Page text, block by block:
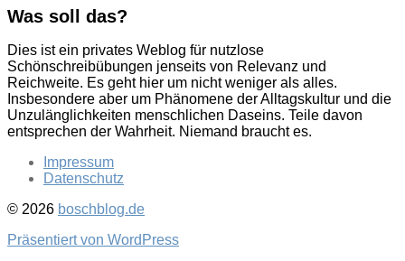
Was soll das?
Dies ist ein privates Weblog für nutzlose
Schönschreibübungen jenseits von Relevanz und
Reichweite. Es geht hier um nicht weniger als alles.
Insbesondere aber um Phänomene der Alltagskultur und die
Unzulänglichkeiten menschlichen Daseins. Teile davon
entsprechen der Wahrheit. Niemand braucht es.
Impressum
Datenschutz
© 2026 boschblog.de
Präsentiert von WordPress